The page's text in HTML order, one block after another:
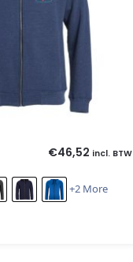
€46,52 incl. BTW
+2 More